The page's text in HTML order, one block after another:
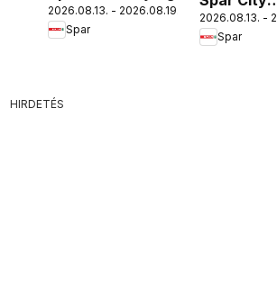
2026.08.13. - 2026.08.19.
Spar
szórólap
2026.08.13. -
Spar
HIRDETÉS